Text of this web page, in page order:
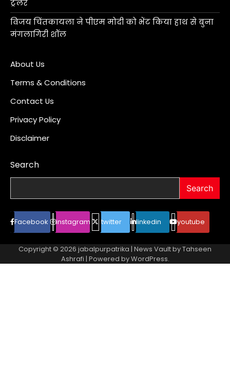
ट्रेलर
विजय चिंतकायला ने पीएम मोदी को भेंट किया हाथ से बुना
मंगलागिरी शॉल
About Us
Terms & Conditions
Contact Us
Privacy Policy
Disclaimer
Search
Search
Facebook instagram twitter linkedin youtube
Copyright © 2026 jabalpurpatrika | News Vault byTahseen
Ashrafi | Powered byWordPress.